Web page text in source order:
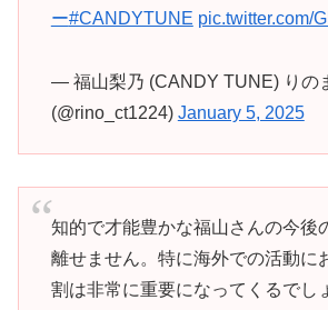
ー#CANDYTUNE pic.twitter.com/
— 福山梨乃 (CANDY TUNE) りの
(@rino_ct1224) January 5, 2025
知的で才能豊かな福山さんの今後
離せません。特に海外での活動に
割は非常に重要になってくるでし